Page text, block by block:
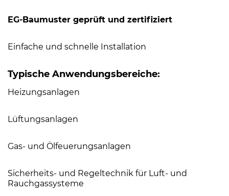
EG-Baumuster geprüft und zertifiziert
Einfache und schnelle Installation
Typische Anwendungsbereiche:
Heizungsanlagen
Lüftungsanlagen
Gas- und Ölfeuerungsanlagen
Sicherheits- und Regeltechnik für Luft- und
Rauchgassysteme